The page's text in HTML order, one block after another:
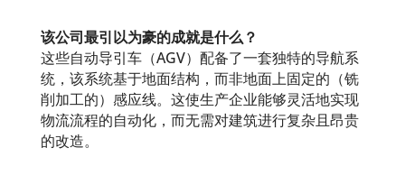
该公司最引以为豪的成就是什么？
这些自动导引车（AGV）配备了一套独特的导航系
统，该系统基于地面结构，而非地面上固定的（铣
削加工的）感应线。这使生产企业能够灵活地实现
物流流程的自动化，而无需对建筑进行复杂且昂贵
的改造。